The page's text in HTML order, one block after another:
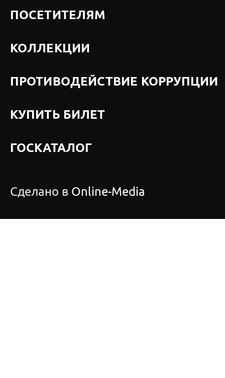
ПОСЕТИТЕЛЯМ
КОЛЛЕКЦИИ
ПРОТИВОДЕЙСТВИЕ КОРРУПЦИИ
КУПИТЬ БИЛЕТ
ГОСКАТАЛОГ
Сделано в Online-Media